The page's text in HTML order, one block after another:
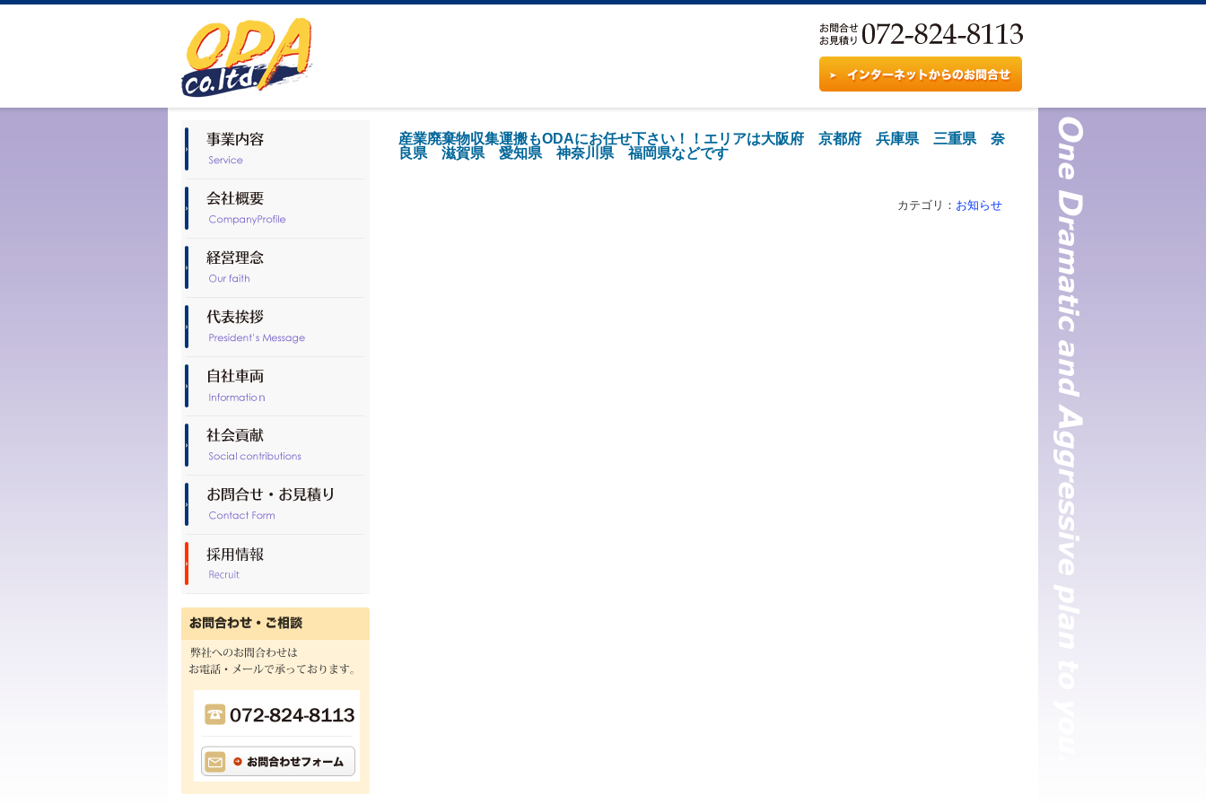
産業廃棄物収集運搬もODAにお任せ下さい！！エリアは大阪府 京都府 兵庫県 三重県 奈
良県 滋賀県 愛知県 神奈川県 福岡県などです
カテゴリ： お知らせ